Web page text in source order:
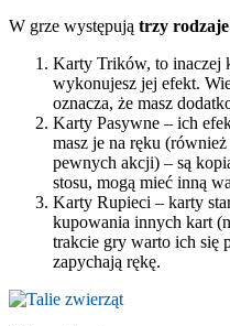
W grze występują trzy
Karty Trików, to inaczej
wykonujesz jej efekt.
oznacza, że masz
Karty Pasywne – ich
masz je na ręku
pewnych akcji) – są
stosu, mogą mieć inną
Karty Rupieci – karty
kupowania innych kart
trakcie gry warto ich się
zapychają rękę.